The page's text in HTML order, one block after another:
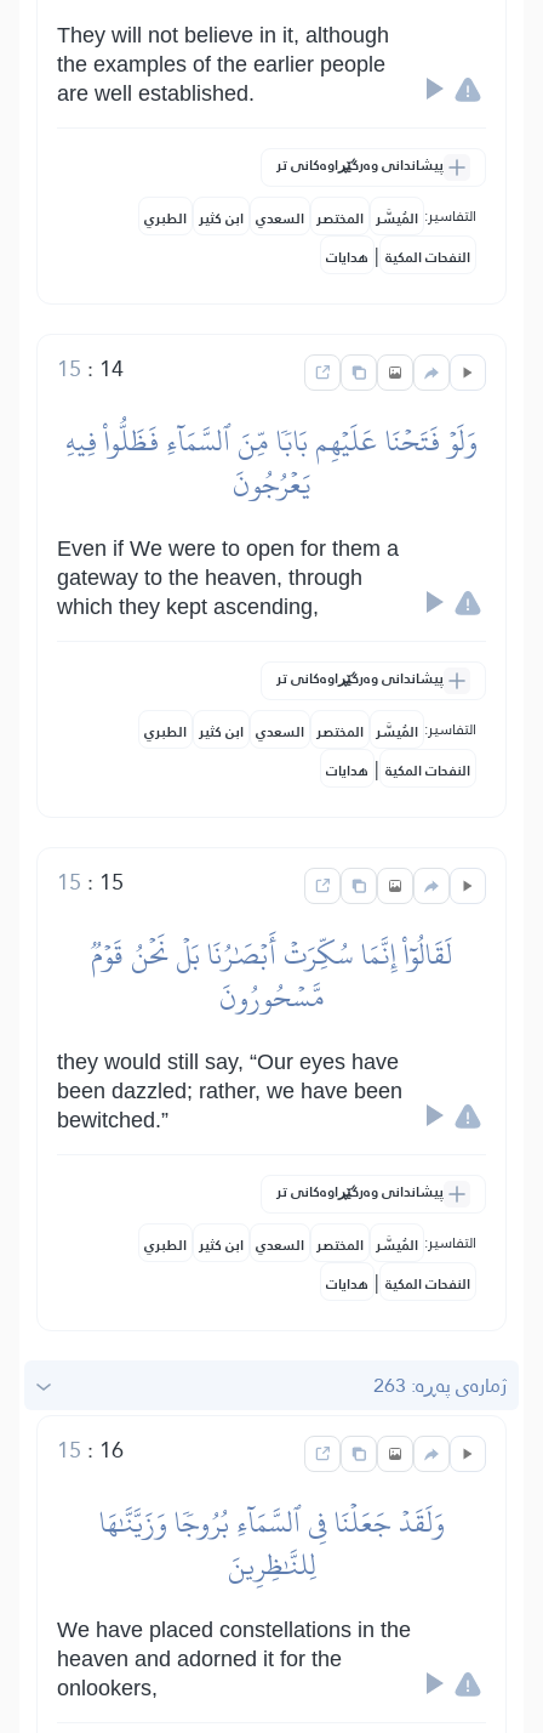
They will not believe in it, although
the examples of the earlier people
are well established.
پیشاندانی وەرگێڕاوەکانی تر
التفاسير: المُيسَّر المختصر السعدي ابن كثير الطبري
النفحات المكية | هدايات
14
:
15
وَلَوۡ فَتَحۡنَا عَلَيۡهِم بَابٗا مِّنَ ٱلسَّمَآءِ فَظَلُّواْ فِيهِ
يَعۡرُجُونَ
Even if We were to open for them a
gateway to the heaven, through
which they kept ascending,
پیشاندانی وەرگێڕاوەکانی تر
التفاسير: المُيسَّر المختصر السعدي ابن كثير الطبري
النفحات المكية | هدايات
15
:
15
لَقَالُوٓاْ إِنَّمَا سُكِّرَتۡ أَبۡصَٰرُنَا بَلۡ نَحۡنُ قَوۡمٞ
مَّسۡحُورُونَ
they would still say, “Our eyes have
been dazzled; rather, we have been
bewitched.”
پیشاندانی وەرگێڕاوەکانی تر
التفاسير: المُيسَّر المختصر السعدي ابن كثير الطبري
النفحات المكية | هدايات
ژمارەی پەڕە: 263
16
:
15
وَلَقَدۡ جَعَلۡنَا فِي ٱلسَّمَآءِ بُرُوجٗا وَزَيَّنَّٰهَا
لِلنَّٰظِرِينَ
We have placed constellations in the
heaven and adorned it for the
onlookers,